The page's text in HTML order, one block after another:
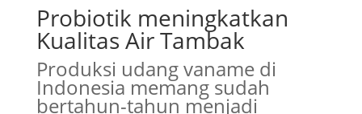
Probiotik meningkatkan
Kualitas Air Tambak
Produksi udang vaname di
Indonesia memang sudah
bertahun-tahun menjadi